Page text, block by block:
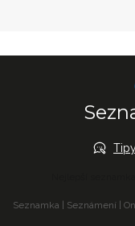
Seznamka Seznámení